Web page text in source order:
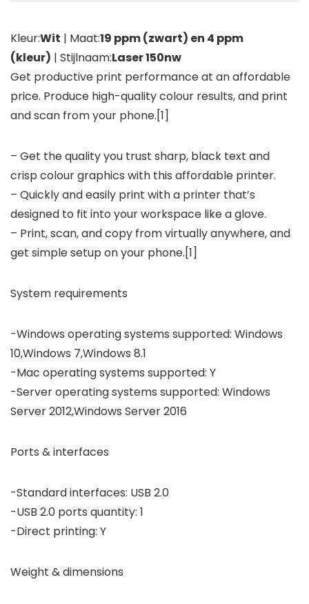
Kleur:Wit | Maat:19 ppm (zwart) en 4 ppm
(kleur) | Stijlnaam:Laser 150nw
Get productive print performance at an affordable
price. Produce high-quality colour results, and print
and scan from your phone.[1]
– Get the quality you trust sharp, black text and
crisp colour graphics with this affordable printer.
– Quickly and easily print with a printer that’s
designed to fit into your workspace like a glove.
– Print, scan, and copy from virtually anywhere, and
get simple setup on your phone.[1]
System requirements
-Windows operating systems supported: Windows
10,Windows 7,Windows 8.1
-Mac operating systems supported: Y
-Server operating systems supported: Windows
Server 2012,Windows Server 2016
Ports & interfaces
-Standard interfaces: USB 2.0
-USB 2.0 ports quantity: 1
-Direct printing: Y
Weight & dimensions